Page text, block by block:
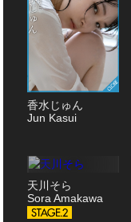
香水じゅん
Jun Kasui
天川そら
Sora Amakawa